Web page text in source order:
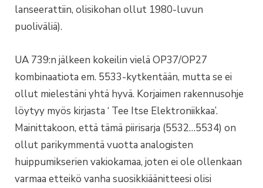
lanseerattiin, olisikohan ollut 1980-luvun
puoliväliä).
UA 739:n jälkeen kokeilin vielä OP37/OP27
kombinaatiota em. 5533-kytkentään, mutta se ei
ollut mielestäni yhtä hyvä. Korjaimen rakennusohje
löytyy myös kirjasta ‘ Tee Itse Elektroniikkaa’.
Mainittakoon, että tämä piirisarja (5532…5534) on
ollut parikymmentä vuotta analogisten
huippumikserien vakiokamaa, joten ei ole ollenkaan
varmaa etteikö vanha suosikkiäänitteesi olisi